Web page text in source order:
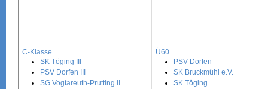
C-Klasse
SK Töging III
PSV Dorfen III
SG Vogtareuth-Prutting II
Ü60
PSV Dorfen
SK Bruckmühl e.V.
SK Töging